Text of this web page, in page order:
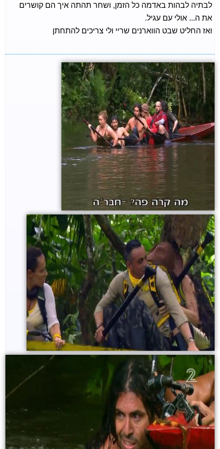
לבתיה לבהות באדמה כל הזמן, ושחר תהתה איך הם קושרים
את ה... אולי עם עגיל.
ואז החליט שבט הווארנים שריי ולי צריכים להתחתן